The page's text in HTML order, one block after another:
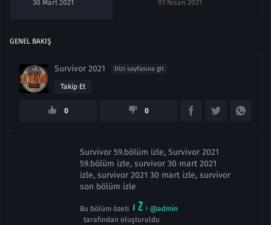
30 Mart 2021
01 Nisan 2021
GENEL BAKIŞ
Survivor 2021 Dizi sayfasına git
Takip Et
0 0
Survivor 59.bölüm izle, Survivor 2021
59.bölüm izle, survivor 30 mart 2021
izle, survivor 2021 30 mart izle, survivor
son bölüm izle
Bu bölüm özeti
@admin
tarafından oluşturuldu